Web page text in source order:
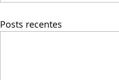
Posts recentes